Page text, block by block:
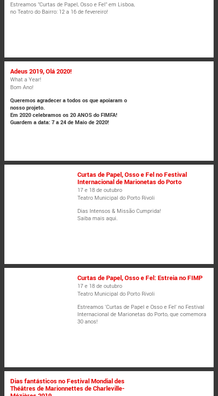
Estreamos "Curtas de Papel, Osso e Fel" em Lisboa,
no Teatro do Bairro: 12 a 16 de fevereiro!
Adeus 2019, Olá 2020!
What a Year!
Bom Ano!
Queremos agradecer a todos os que apoiaram o
nosso projeto.
Em 2020 celebramos os 20 ANOS do FIMFA!
Guardem a data: 7 a 24 de Maio de 2020!
Curtas de Papel, Osso e Fel no Festival
Internacional de Marionetas do Porto
17 e 18 de outubro
Teatro Municipal do Porto Rivoli
Dias Intensos & Missão Cumprida!
Saiba mais aqui.
Curtas de Papel, Osso e Fel: Estreia no FIMP
17 e 18 de outubro
Teatro Municipal do Porto Rivoli
Estreamos 'Curtas de Papel e Osso e Fel' no Festival
Internacional de Marionetas do Porto, que comemora
30 anos!
Dias fantásticos no Festival Mondial des
Théâtres de Marionnettes de Charleville-